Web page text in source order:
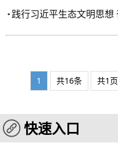
1 共16条 共1页
快速入口